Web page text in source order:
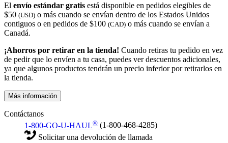
El envío estándar gratis está disponible en pedidos elegibles de
$50 (USD) o más cuando se envían dentro de los Estados Unidos
contiguos o en pedidos de $100 (CAD) o más cuando se envían a
Canadá.
¡Ahorros por retirar en la tienda! Cuando retiras tu pedido en vez
de pedir que lo envíen a tu casa, puedes ver descuentos adicionales,
ya que algunos productos tendrán un precio inferior por retirarlos en
la tienda.
Más información
Contáctanos
1-800-GO-U-HAUL® (1-800-468-4285)
Solicitar una devolución de llamada